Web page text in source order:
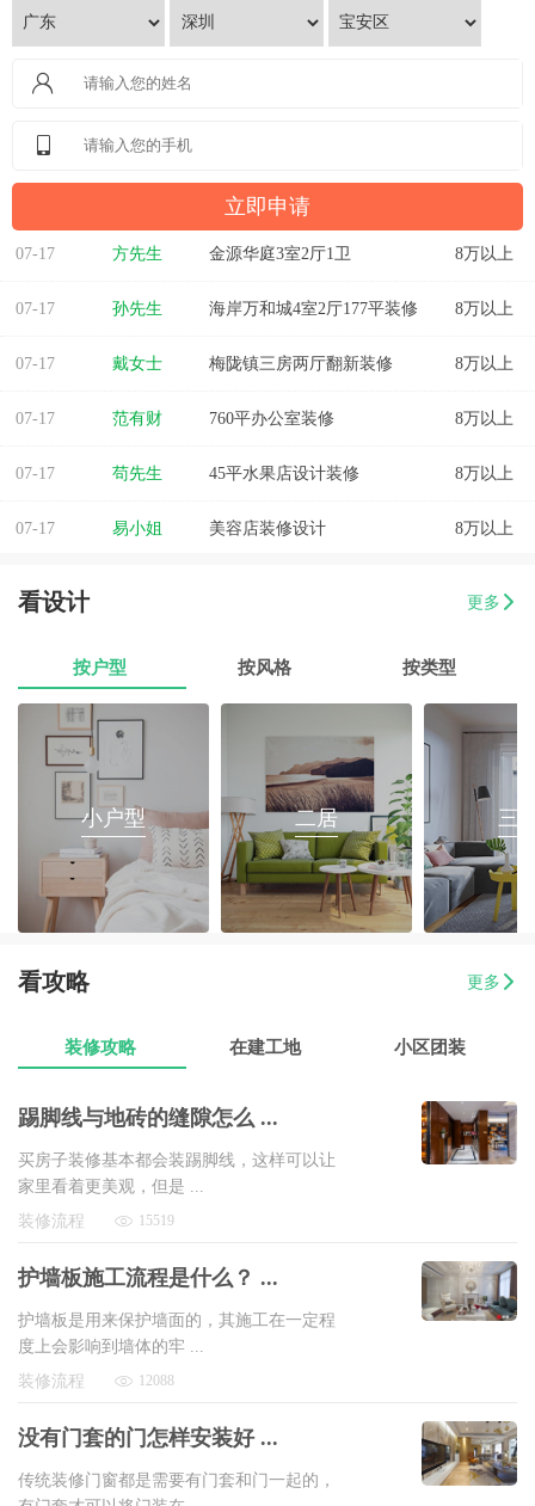
07-17 方先生 金源华庭3室2厅1卫 8万以上
07-17 孙先生 海岸万和城4室2厅177平装修 8万以上
07-17 戴女士 梅陇镇三房两厅翻新装修 8万以上
07-17 范有财 760平办公室装修 8万以上
07-17 苟先生 45平水果店设计装修 8万以上
07-17 易小姐 美容店装修设计 8万以上
07-17 郭先生
07-17 朱小姐 560平办公室装修 8万以上
180平和盛花园设计装修 8万以上
07-17 董先生 万泰城4室2厅 202平 8万以上
07-17 葛小姐 榕城区榕江一品3室2厅1卫 8万以上
看设计 更多
按户型 按风格 按类型
小户型 二居 三
看攻略 更多
装修攻略 在建工地 小区团装
踢脚线与地砖的缝隙怎么 ...
买房子装修基本都会装踢脚线，这样可以让
家里看着更美观，但是 ...
装修流程
15519
护墙板施工流程是什么？ ...
护墙板是用来保护墙面的，其施工在一定程
度上会影响到墙体的牢 ...
装修流程
12088
没有门套的门怎样安装好 ...
传统装修门窗都是需要有门套和门一起的，